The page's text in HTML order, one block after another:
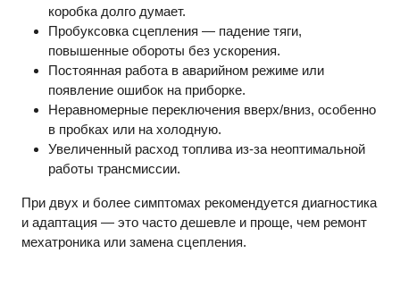
коробка долго думает.
Пробуксовка сцепления — падение тяги,
повышенные обороты без ускорения.
Постоянная работа в аварийном режиме или
появление ошибок на приборке.
Неравномерные переключения вверх/вниз, особенно
в пробках или на холодную.
Увеличенный расход топлива из-за неоптимальной
работы трансмиссии.
При двух и более симптомах рекомендуется диагностика
и адаптация — это часто дешевле и проще, чем ремонт
мехатроника или замена сцепления.